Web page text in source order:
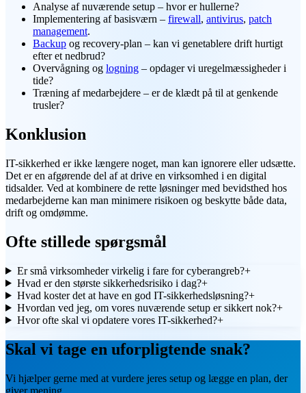
Analyse af nuværende setup – hvor er hullerne?
Implementering af basisværn – firewall, antivirus, patch
management.
Backup og recovery-plan – kan vi genetablere drift hurtigt
efter et nedbrud?
Overvågning og logning – opdager vi uregelmæssigheder i
tide?
Træning af medarbejdere – er de klædt på til at genkende
trusler?
Konklusion
IT-sikkerhed er ikke længere noget, man kan ignorere eller udsætte.
Det er en afgørende del af at drive en virksomhed i en digital
tidsalder. Ved at kombinere de rette løsninger med bevidsthed hos
medarbejderne kan man minimere risikoen og beskytte både data,
drift og omdømme.
Ofte stillede spørgsmål
Er små virksomheder virkelig i fare for cyberangreb?+
Hvad er den største sikkerhedsrisiko i dag?+
Hvad koster det at have en god IT-sikkerhedsløsning?+
Hvordan ved jeg, om vores nuværende setup er sikkert nok?+
Hvor ofte skal vi opdatere vores IT-sikkerhed?+
Skal vi tage en uforpligtende snak?
Vi hjælper gerne med at vurdere jeres setup og lægge en plan, der
giver mening.